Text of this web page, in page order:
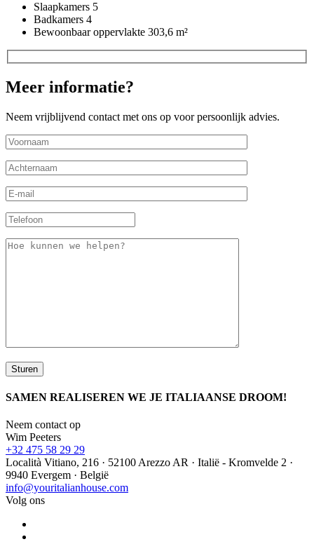
Slaapkamers 5
Badkamers 4
Bewoonbaar oppervlakte 303,6 m²
Meer informatie?
Neem vrijblijvend contact met ons op voor persoonlijk advies.
SAMEN REALISEREN WE JE ITALIAANSE DROOM!
Neem contact op
Wim Peeters
+32 475 58 29 29
Località Vitiano, 216 · 52100 Arezzo AR · Italië - Kromvelde 2 ·
9940 Evergem · België
info@youritalianhouse.com
Volg ons